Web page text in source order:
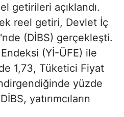
getirileri açıklandı.
reel getiri, Devlet İç
(DİBS) gerçekleşti.
(Yİ-ÜFE) ile
1,73, Tüketici Fiyat
yüzde
yatırımcıların